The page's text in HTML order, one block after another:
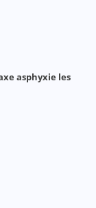
asphyxie les